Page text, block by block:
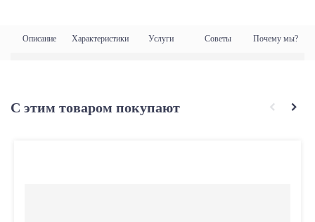
Описание Характеристики Услуги Советы Почему мы?
С этим товаром покупают